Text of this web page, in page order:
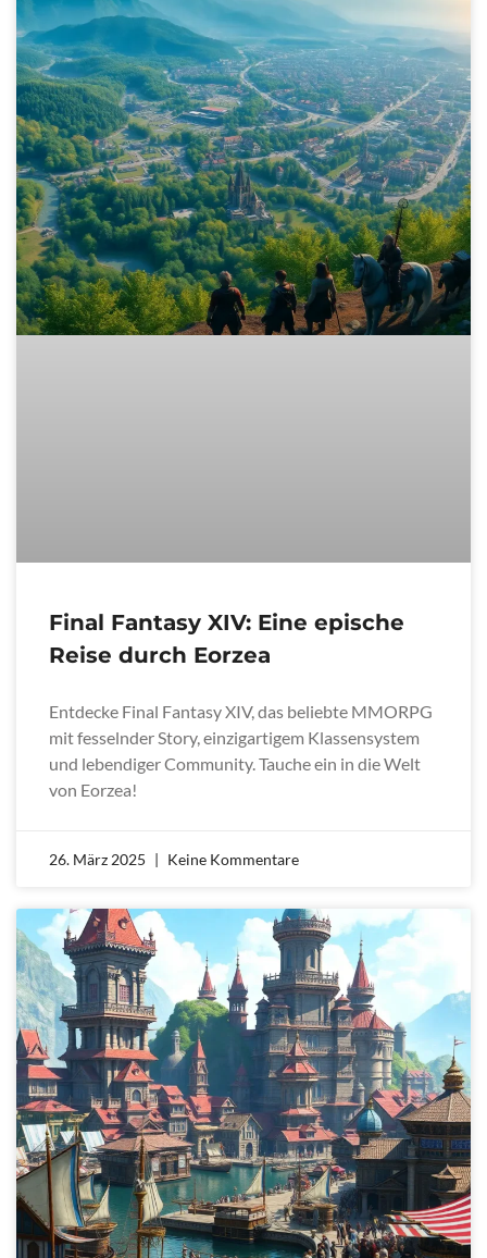
Final Fantasy XIV: Eine epische
Reise durch Eorzea
Entdecke Final Fantasy XIV, das beliebte MMORPG
mit fesselnder Story, einzigartigem Klassensystem
und lebendiger Community. Tauche ein in die Welt
von Eorzea!
26. März 2025 Keine Kommentare